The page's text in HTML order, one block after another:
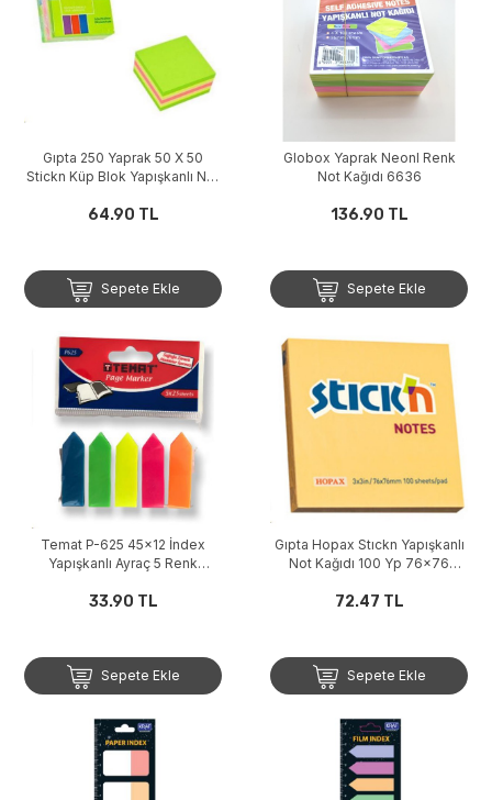
Gıpta 250 Yaprak 50 X 50
Stickn Küp Blok Yapışkanlı Not
64.90 TL
Sepete Ekle
Globox Yaprak Neonl Renk
Not Kağıdı 6636
136.90 TL
Sepete Ekle
Temat P-625 45x12 İndex
Yapışkanlı Ayraç 5 Renk
33.90 TL
Sepete Ekle
Gıpta Hopax Stıckn Yapışkanlı
Not Kağıdı 100 Yp 76x76
72.47 TL
Sepete Ekle